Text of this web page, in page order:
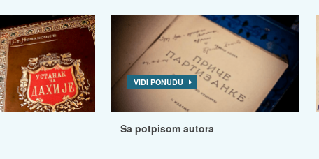
VIDI PONUDU
Sa potpisom autora